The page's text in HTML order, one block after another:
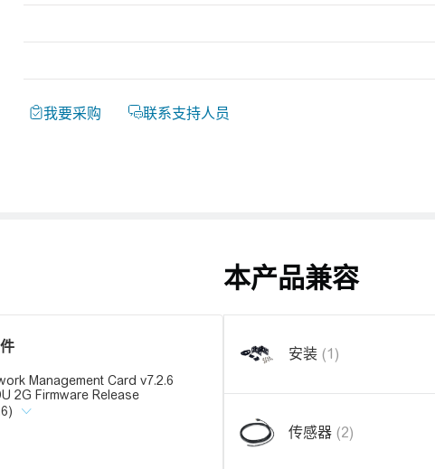
Management Card v7.2.6
2G Firmware Release
本产品兼容
安装 (1)
传感器 (2)